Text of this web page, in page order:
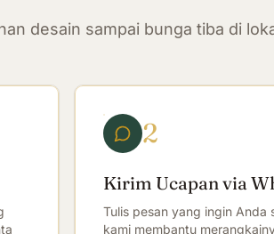
desain sampai bunga tiba di
2
Kirim Ucapan via
Tulis pesan yang ingin Anda
kami membantu